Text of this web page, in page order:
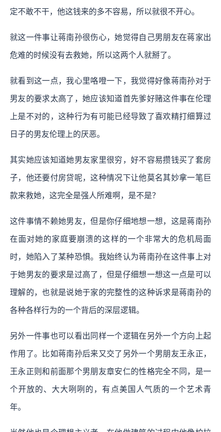
定不敢不干，他这钱来的多不容易，所以就很不开心。
就这一件事让蒋南孙很伤心，她觉得自己男朋友在蒋家出
危难的时候没有去救她，所以这两个人就掰了。
就看到这一点，我心里咯噔一下，我觉得好像蒋南孙对于
男友的要求太高了，她应该知道首先爹好赌这件事在伦理
上是不对的，这种行为有可能已经导致了喜欢精打细算过
日子的男友伦理上的厌恶。
其实她应该知道她男友家里很穷，好不容易攒钱买了套房
子，他还要付房贷呢，这种情况下让他莫名其妙拿一笔巨
款来救她，这完全是强人所难啊，是不是？
这件事情不赖她男友，但是你仔细地想一想，这是蒋南孙
在面对她的家庭要崩溃的这样的一个非常大的危机局面
时，她陷入了某种恐惧。我始终认为蒋南孙在这件事上对
于她男友的要求是过高了，但是仔细想一想这一点是可以
理解的，也就是说她于家的完整性的这种诉求是蒋南孙的
各种各样行为的一个背后的深层逻辑。
另外一件事也可以看出同样一个逻辑在另外一个方向上起
作用了。比如蒋南孙后来又交了另外一个男朋友王永正，
王永正则和前面那个男朋友章安仁的性格完全不同，是一
个开放的、大大咧咧的，有点美国人气质的一个艺术青
年。